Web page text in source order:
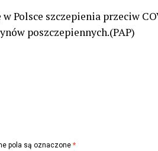
Polsce szczepienia przeciw
poszczepiennych.(PAP)
pola są oznaczone *